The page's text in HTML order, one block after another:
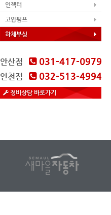
인젝터
고압펌프
하체부싱
안산점 031-417-0979
인천점 032-513-4994
정비상담 바로가기